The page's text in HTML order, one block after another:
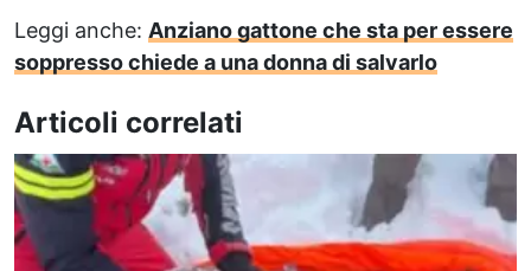
Leggi anche: Anziano gattone che sta per essere
soppresso chiede a una donna di salvarlo
Articoli correlati